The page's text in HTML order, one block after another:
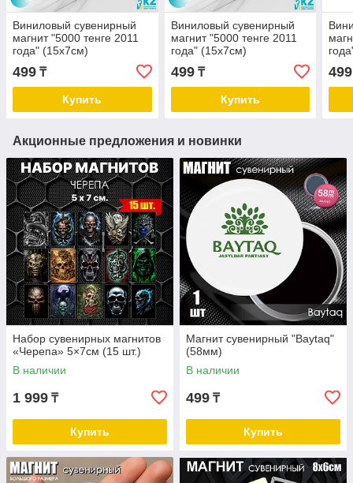
Виниловый сувенирный
магнит "5000 тенге 2011
года" (15х7см)
499 ₸
Купить
Виниловый сувенирный
магнит "5000 тенге 2011
года" (15х7см)
499₸
Купить
499
Акционные предложения и новинки
Набор сувенирных магнитов
«Черепа» 5×7см (15 шт.)
В наличии
1 999 ₸
Купить
Магнит сувенирный "Baytaq"
(58мм)
В наличии
499 ₸
Купить